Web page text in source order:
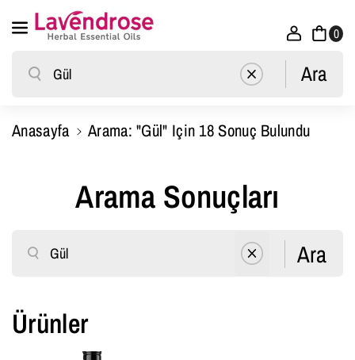
İçeriğe Atla
Ara Ara
0
Anasayfa Arama: "Gül" Için 18 Sonuç Bulundu
Arama Sonuçları
Ara
Ürünler